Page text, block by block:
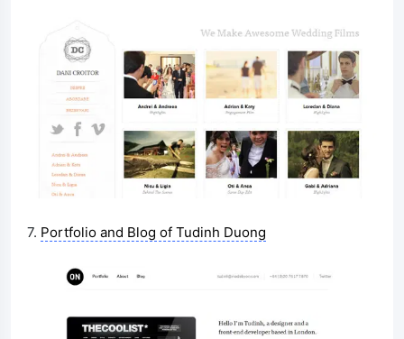
7. Portfolio and Blog of Tudinh Duong